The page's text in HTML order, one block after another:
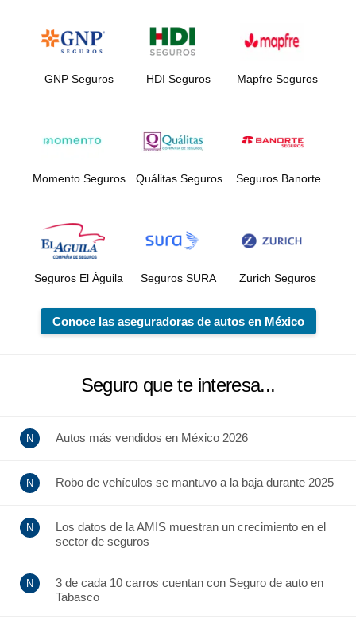
GNP Seguros HDI Seguros Mapfre Seguros
Momento Seguros Quálitas Seguros Seguros Banorte
Seguros El Águila Seguros SURA Zurich Seguros
Conoce las aseguradoras de autos en México
Seguro que te interesa...
Autos más vendidos en México 2026
Robo de vehículos se mantuvo a la baja durante 2025
Los datos de la AMIS muestran un crecimiento en el
sector de seguros
3 de cada 10 carros cuentan con Seguro de auto en
Tabasco